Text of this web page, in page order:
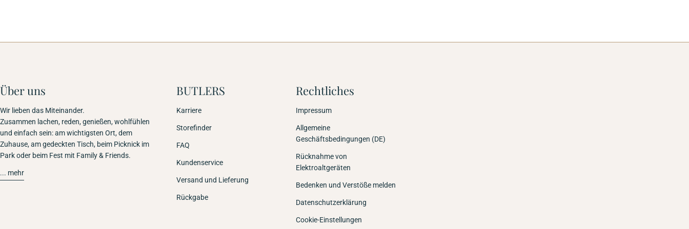
Über uns
Wir lieben das Miteinander.
Zusammen lachen, reden, genießen, wohlfühlen
und einfach sein: am wichtigsten Ort, dem
Zuhause, am gedeckten Tisch, beim Picknick im
Park oder beim Fest mit Family & Friends.
... mehr
BUTLERS
Karriere
Storefinder
FAQ
Kundenservice
Versand und Lieferung
Rückgabe
Rechtliches
Impressum
Allgemeine
Geschäftsbedingungen (DE)
Rücknahme von
Elektroaltgeräten
Bedenken und Verstöße melden
Datenschutzerklärung
Cookie-Einstellungen